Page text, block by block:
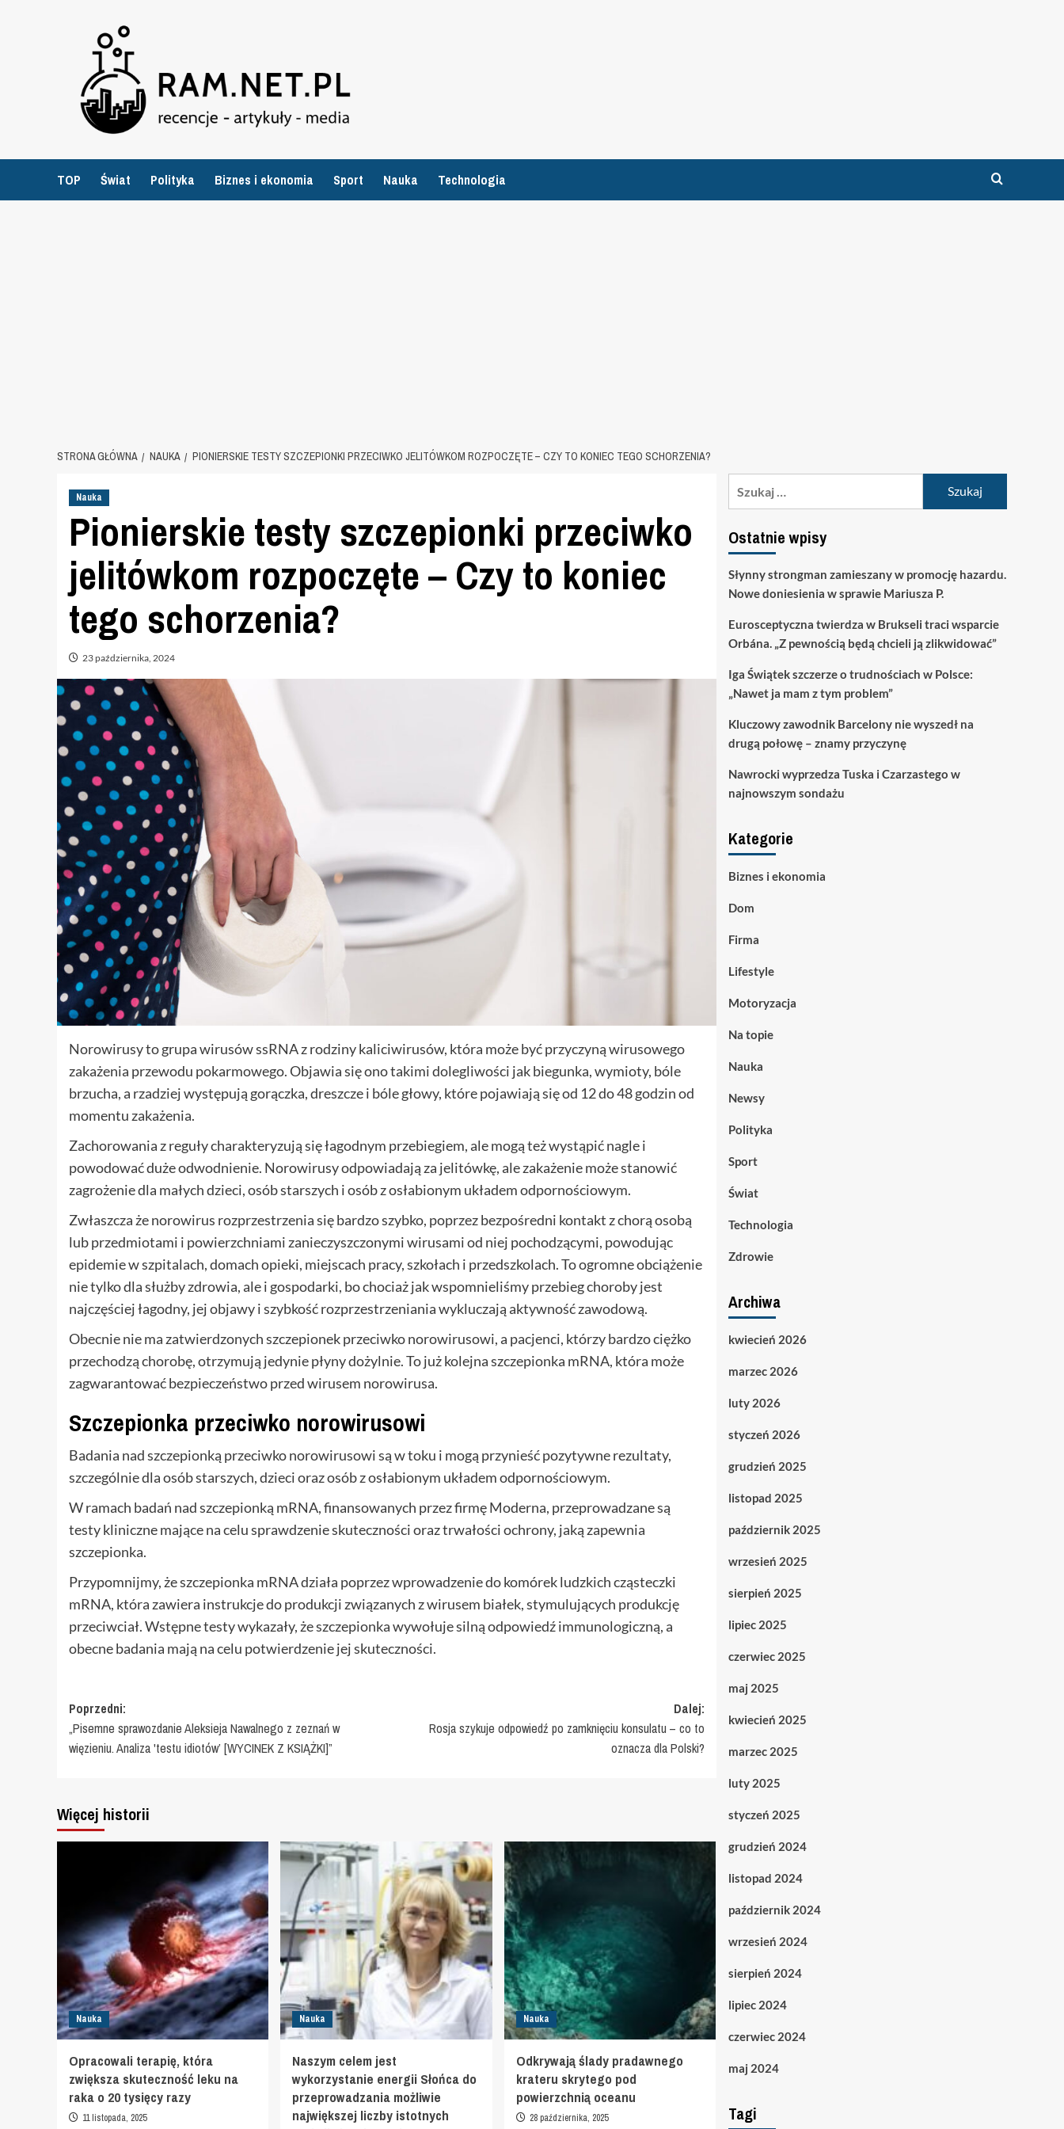
TOP Świat Polityka Biznes i ekonomia Sport Nauka Technologia
STRONA GŁÓWNA NAUKA PIONIERSKIE TESTY SZCZEPIONKI PRZECIWKO JELITÓWKOM ROZPOCZĘTE – CZY TO KONIEC TEGO SCHORZENIA?
Nauka
Pionierskie testy szczepionki przeciwko
jelitówkom rozpoczęte – Czy to koniec
tego schorzenia?
23 października, 2024
Norowirusy to grupa wirusów ssRNA z rodziny kaliciwirusów, która może być przyczyną wirusowego
zakażenia przewodu pokarmowego. Objawia się ono takimi dolegliwości jak biegunka, wymioty, bóle
brzucha, a rzadziej występują gorączka, dreszcze i bóle głowy, które pojawiają się od 12 do 48 godzin od
momentu zakażenia.
Zachorowania z reguły charakteryzują się łagodnym przebiegiem, ale mogą też wystąpić nagle i
powodować duże odwodnienie. Norowirusy odpowiadają za jelitówkę, ale zakażenie może stanowić
zagrożenie dla małych dzieci, osób starszych i osób z osłabionym układem odpornościowym.
Zwłaszcza że norowirus rozprzestrzenia się bardzo szybko, poprzez bezpośredni kontakt z chorą osobą
lub przedmiotami i powierzchniami zanieczyszczonymi wirusami od niej pochodzącymi, powodując
epidemie w szpitalach, domach opieki, miejscach pracy, szkołach i przedszkolach. To ogromne obciążenie
nie tylko dla służby zdrowia, ale i gospodarki, bo chociaż jak wspomnieliśmy przebieg choroby jest
najczęściej łagodny, jej objawy i szybkość rozprzestrzeniania wykluczają aktywność zawodową.
Obecnie nie ma zatwierdzonych szczepionek przeciwko norowirusowi, a pacjenci, którzy bardzo ciężko
przechodzą chorobę, otrzymują jedynie płyny dożylnie. To już kolejna szczepionka mRNA, która może
zagwarantować bezpieczeństwo przed wirusem norowirusa.
Szczepionka przeciwko norowirusowi
Badania nad szczepionką przeciwko norowirusowi są w toku i mogą przynieść pozytywne rezultaty,
szczególnie dla osób starszych, dzieci oraz osób z osłabionym układem odpornościowym.
W ramach badań nad szczepionką mRNA, finansowanych przez firmę Moderna, przeprowadzane są
testy kliniczne mające na celu sprawdzenie skuteczności oraz trwałości ochrony, jaką zapewnia
szczepionka.
Przypomnijmy, że szczepionka mRNA działa poprzez wprowadzenie do komórek ludzkich cząsteczki
mRNA, która zawiera instrukcje do produkcji związanych z wirusem białek, stymulujących produkcję
przeciwciał. Wstępne testy wykazały, że szczepionka wywołuje silną odpowiedź immunologiczną, a
obecne badania mają na celu potwierdzenie jej skuteczności.
Zobacz
wpisy
Poprzedni:
„Pisemne sprawozdanie Aleksieja Nawalnego z zeznań w
więzieniu. Analiza 'testu idiotów’ [WYCINEK Z KSIĄŻKI]”
Dalej:
Rosja szykuje odpowiedź po zamknięciu konsulatu – co to
oznacza dla Polski?
Więcej historii
Nauka
Opracowali terapię, która
zwiększa skuteczność leku na
raka o 20 tysięcy razy
11 listopada, 2025
Nauka
Naszym celem jest
wykorzystanie energii Słońca do
przeprowadzania możliwie
największej liczby istotnych
Nauka
Odkrywają ślady pradawnego
krateru skrytego pod
powierzchnią oceanu
28 października, 2025
Ostatnie wpisy
Słynny strongman zamieszany w promocję hazardu.
Nowe doniesienia w sprawie Mariusza P.
Eurosceptyczna twierdza w Brukseli traci wsparcie
Orbána. „Z pewnością będą chcieli ją zlikwidować”
Iga Świątek szczerze o trudnościach w Polsce:
„Nawet ja mam z tym problem”
Kluczowy zawodnik Barcelony nie wyszedł na
drugą połowę – znamy przyczynę
Nawrocki wyprzedza Tuska i Czarzastego w
najnowszym sondażu
Kategorie
Biznes i ekonomia
Dom
Firma
Lifestyle
Motoryzacja
Na topie
Nauka
Newsy
Polityka
Sport
Świat
Technologia
Zdrowie
Archiwa
kwiecień 2026
marzec 2026
luty 2026
styczeń 2026
grudzień 2025
listopad 2025
październik 2025
wrzesień 2025
sierpień 2025
lipiec 2025
czerwiec 2025
maj 2025
kwiecień 2025
marzec 2025
luty 2025
styczeń 2025
grudzień 2024
listopad 2024
październik 2024
wrzesień 2024
sierpień 2024
lipiec 2024
czerwiec 2024
maj 2024
Tagi